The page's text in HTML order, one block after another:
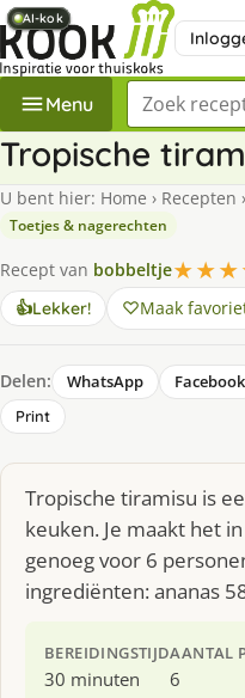
Menu Zoek een
Tropische
U bent hier: Home › Recepten ›
Toetjes & nagerechten
Recept van bobbeltje
👍Lekker! Maak
Delen: WhatsApp Facebook
Print
Tropische tiramisu is
keuken. Je maakt het
genoeg voor 6
ingrediënten: ananas
BEREIDINGSTIJD
30 minuten
AANTAL
6
AI-kok
AI-kok
AI-kok
AI-kok
AI-kok